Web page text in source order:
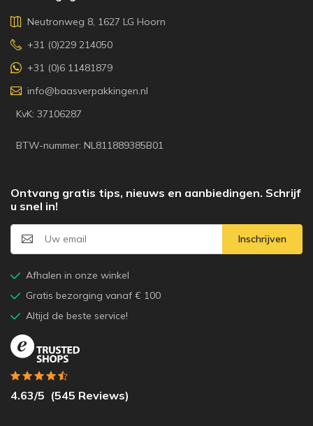
Neutronweg 8, 1627 LG Hoorn
+31 (0)229 214050
+31 (0)6 11481879
info@baasverpakkingen.nl
KvK: 37106287
BTW-nummer: NL811889385B01
Ontvang gratis tips, nieuws en aanbiedingen. Schrijf
u snel in!
Inschrijven
Afhalen in onze winkel
Gratis bezorging vanaf € 100
Altijd de beste service!
4.63/5 (545 Reviews)